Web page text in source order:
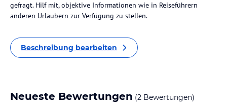
gefragt. Hilf mit, objektive Informationen wie in Reiseführern
anderen Urlaubern zur Verfügung zu stellen.
Beschreibung bearbeiten
Neueste Bewertungen (2 Bewertungen)